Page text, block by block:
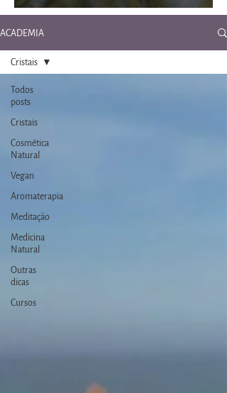
ACADEMIA
Todos
posts
Cristais
Cosmética
Natural
Vegan
Aromaterapia
Meditação
Medicina
Natural
Outras
dicas
Cursos
Cristais